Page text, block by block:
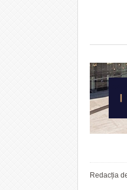
Redacția